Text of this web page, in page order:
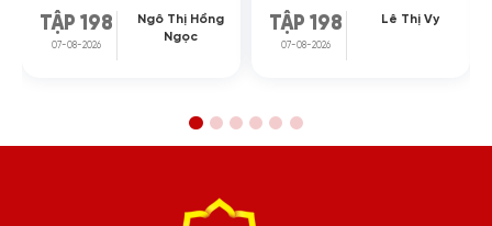
TẬP 198
07-08-2026
Ngô Thị Hồng
Ngọc
TẬP 198
07-08-2026
Lê Thị Vy